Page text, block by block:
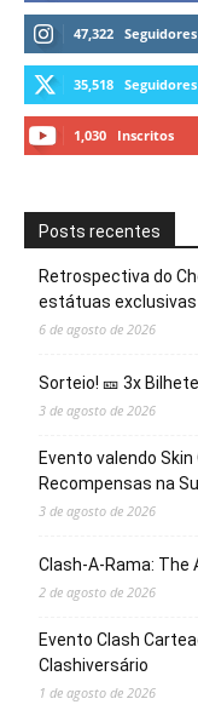
47,322 Seguidores
35,518 Seguidores
1,030 Inscritos
Posts recentes
Retrospectiva do
estátuas exclusivas
6 de agosto de 2026
Sorteio! 🎫 3x
3 de agosto de 2026
Evento valendo
Recompensas na
3 de agosto de 2026
Clash-A-Rama: The
2 de agosto de 2026
Evento Clash
Clashiversário
1 de agosto de 2026